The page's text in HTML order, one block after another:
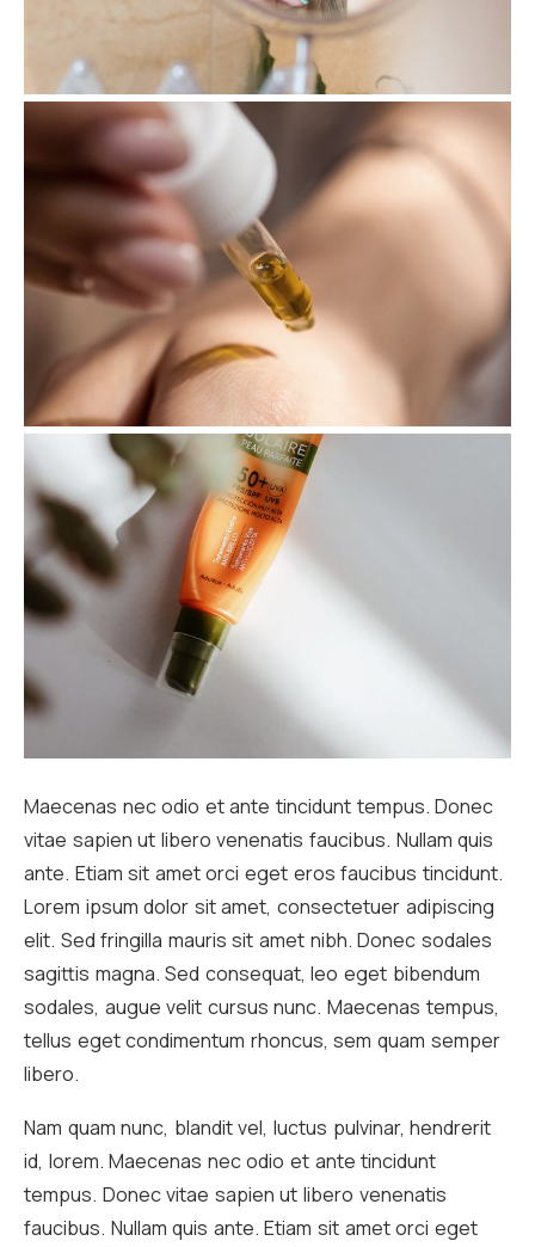
Maecenas nec odio et ante tincidunt tempus. Donec
vitae sapien ut libero venenatis faucibus. Nullam quis
ante. Etiam sit amet orci eget eros faucibus tincidunt.
Lorem ipsum dolor sit amet, consectetuer adipiscing
elit. Sed fringilla mauris sit amet nibh. Donec sodales
sagittis magna. Sed consequat, leo eget bibendum
sodales, augue velit cursus nunc. Maecenas tempus,
tellus eget condimentum rhoncus, sem quam semper
libero.
Nam quam nunc, blandit vel, luctus pulvinar, hendrerit
id, lorem. Maecenas nec odio et ante tincidunt
tempus. Donec vitae sapien ut libero venenatis
faucibus. Nullam quis ante. Etiam sit amet orci eget